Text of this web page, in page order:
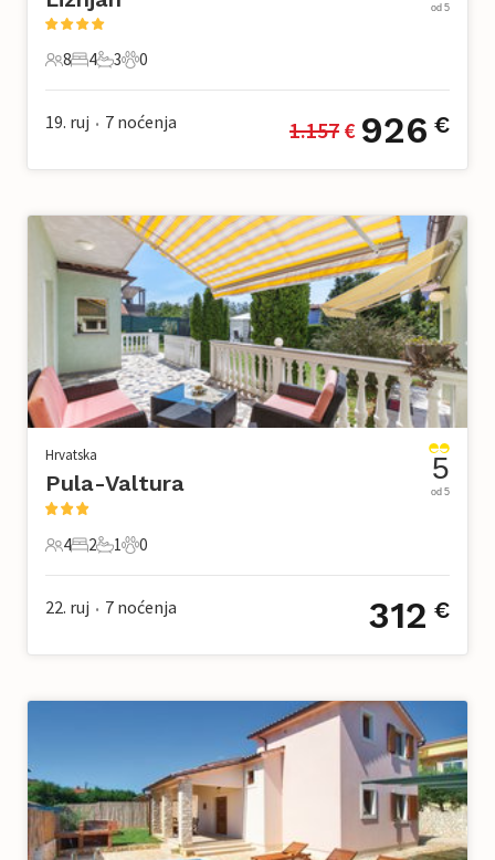
8 Gosti
8
4 Spavaće sobe
4
3 Kupaonice
3
0 Kućni ljubimac
0
od 5
19. ruj • 7 noćenja 1.157 € 926 €
Hrvatska
Pula-Valtura
4 Gosti
4
2 Spavaće sobe
2
1 Kupaonica
1
0 Kućni ljubimac
0
5
od 5
22. ruj • 7 noćenja 312 €